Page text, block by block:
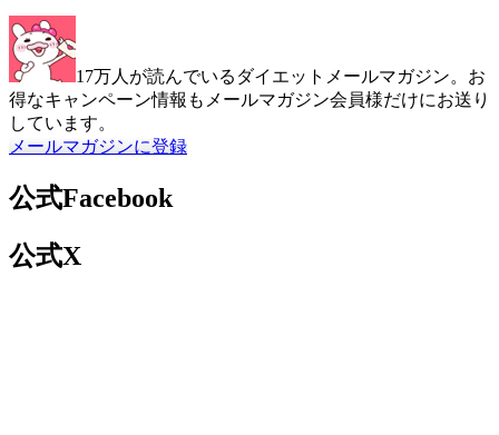
17万人が読んでいるダイエットメールマガジン。お
得なキャンペーン情報もメールマガジン会員様だけにお送り
しています。
メールマガジンに登録
公式Facebook
公式X